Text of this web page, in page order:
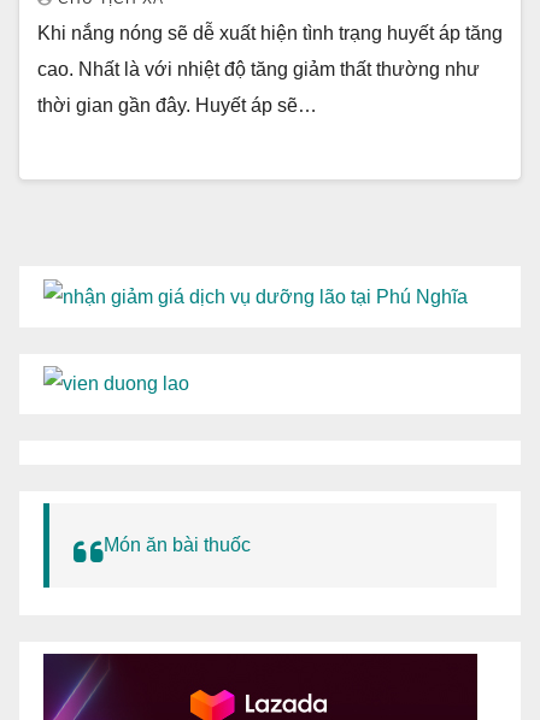
Khi nắng nóng sẽ dễ xuất hiện tình trạng huyết áp tăng
cao. Nhất là với nhiệt độ tăng giảm thất thường như
thời gian gần đây. Huyết áp sẽ…
Món ăn bài thuốc